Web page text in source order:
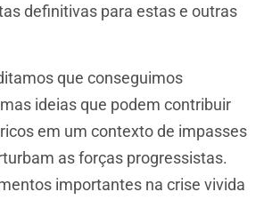
definitivas para estas e outras
que conseguimos
ideias que podem contribuir
em um contexto de impasses
as forças progressistas.
importantes na crise vivida